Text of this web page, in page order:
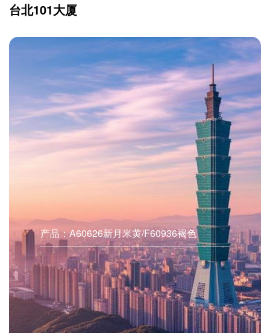
台北101大厦
产品：A60626新月米黄/F60936褐色